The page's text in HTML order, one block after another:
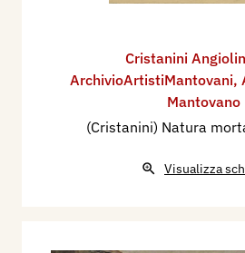
Cristanini
ArchivioArtistiMantovani,
Mantovano
(Cristanini) Natura
Visualizza